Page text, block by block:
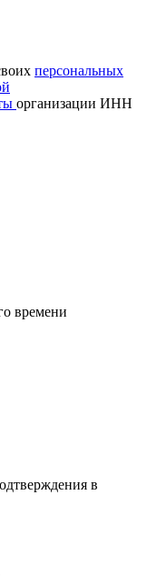
персональных
организации ИНН
времени
в